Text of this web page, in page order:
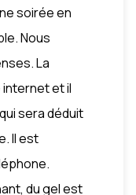
soirée en
Nous
La
et il
sera déduit
Il est
du gel est